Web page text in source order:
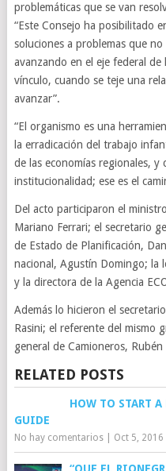
problemáticas que se van
“Este Consejo ha posibilitado
soluciones a problemas que
avanzando en el eje federal
vínculo, cuando se teje una
avanzar”.
“El organismo es una
la erradicación del trabajo
de las economías regionales, y
institucionalidad; ese es el
Del acto participaron el
Mariano Ferrari; el secretario
de Estado de Planificación,
nacional, Agustín Domingo; la
y la directora de la Agencia
Además lo hicieron el
Rasini; el referente del mismo
general de Camioneros, Rubén
RELATED POSTS
HOW TO START A
GUIDE
No hay comentarios| Oct 5, 2016